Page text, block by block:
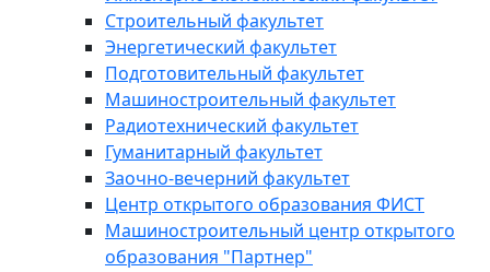
Строительный факультет
Энергетический факультет
Подготовительный факультет
Машиностроительный факультет
Радиотехнический факультет
Гуманитарный факультет
Заочно-вечерний факультет
Центр открытого образования ФИСТ
Машиностроительный центр открытого
образования "Партнер"